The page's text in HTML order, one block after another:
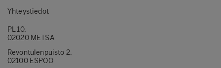
Yhteystiedot
PL 10,
02020 METSÄ
Revontulenpuisto 2,
02100 ESPOO